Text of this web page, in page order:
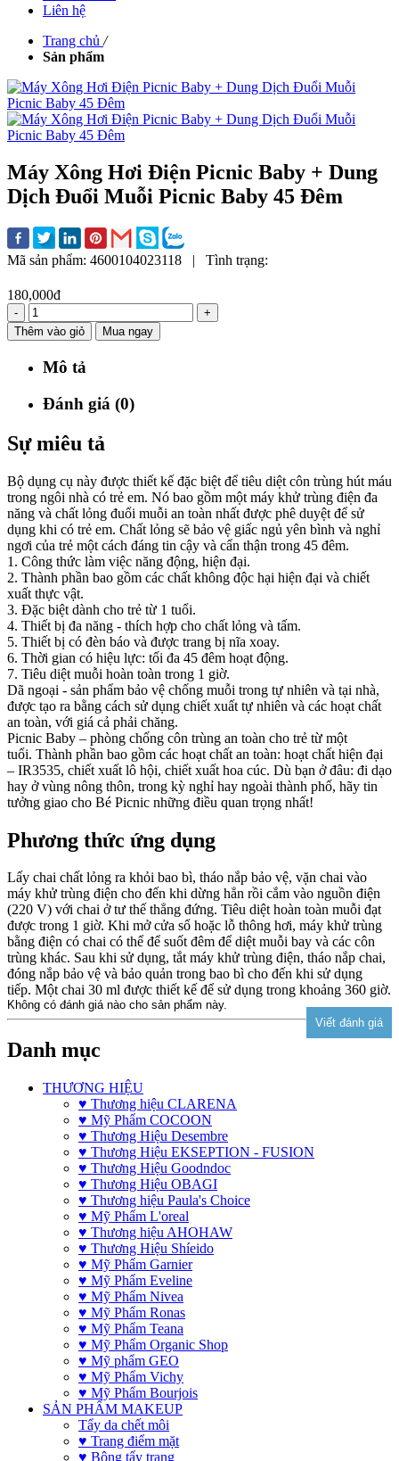
Liên hệ
Trang chủ /
Sản phẩm
Máy Xông Hơi Điện Picnic Baby + Dung
Dịch Đuổi Muỗi Picnic Baby 45 Đêm
Mã sản phẩm: 4600104023118 | Tình trạng:
180,000đ
-
+
Thêm vào giỏ
Mua ngay
Mô tả
Đánh giá (0)
Sự miêu tả
Bộ dụng cụ này được thiết kế đặc biệt để tiêu diệt côn trùng hút máu
trong ngôi nhà có trẻ em. Nó bao gồm một máy khử trùng điện đa
năng và chất lỏng đuổi muỗi an toàn nhất được phê duyệt để sử
dụng khi có trẻ em. Chất lỏng sẽ bảo vệ giấc ngủ yên bình và nghỉ
ngơi của trẻ một cách đáng tin cậy và cẩn thận trong 45 đêm.
1. Công thức làm việc năng động, hiện đại.
2. Thành phần bao gồm các chất không độc hại hiện đại và chiết
xuất thực vật.
3. Đặc biệt dành cho trẻ từ 1 tuổi.
4. Thiết bị đa năng - thích hợp cho chất lỏng và tấm.
5. Thiết bị có đèn báo và được trang bị nĩa xoay.
6. Thời gian có hiệu lực: tối đa 45 đêm hoạt động.
7. Tiêu diệt muỗi hoàn toàn trong 1 giờ.
Dã ngoại - sản phẩm bảo vệ chống muỗi trong tự nhiên và tại nhà,
được tạo ra bằng cách sử dụng chiết xuất tự nhiên và các hoạt chất
an toàn, với giá cả phải chăng.
Picnic Baby – phòng chống côn trùng an toàn cho trẻ từ một
tuổi. Thành phần bao gồm các hoạt chất an toàn: hoạt chất hiện đại
– IR3535, chiết xuất lô hội, chiết xuất hoa cúc. Dù bạn ở đâu: đi dạo
hay ở vùng nông thôn, trong kỳ nghỉ hay ngoài thành phố, hãy tin
tưởng giao cho Bé Picnic những điều quan trọng nhất!
Phương thức ứng dụng
Lấy chai chất lỏng ra khỏi bao bì, tháo nắp bảo vệ, vặn chai vào
máy khử trùng điện cho đến khi dừng hẳn rồi cắm vào nguồn điện
(220 V) với chai ở tư thế thẳng đứng. Tiêu diệt hoàn toàn muỗi đạt
được trong 1 giờ. Khi mở cửa sổ hoặc lỗ thông hơi, máy khử trùng
bằng điện có chai có thể để suốt đêm để diệt muỗi bay và các côn
trùng khác. Sau khi sử dụng, tắt máy khử trùng điện, tháo nắp chai,
đóng nắp bảo vệ và bảo quản trong bao bì cho đến khi sử dụng
tiếp. Một chai 30 ml được thiết kế để sử dụng trong khoảng 360 giờ.
Không có đánh giá nào cho sản phẩm này.
Danh mục
THƯƠNG HIỆU
♥ Thương hiệu CLARENA
♥ Mỹ Phẩm COCOON
♥ Thương Hiệu Desembre
♥ Thương Hiệu EKSEPTION - FUSION
♥ Thương Hiệu Goodndoc
♥ Thương Hiệu OBAGI
♥ Thương hiệu Paula's Choice
♥ Mỹ Phẩm L'oreal
♥ Thương hiệu AHOHAW
♥ Thương Hiệu Shíeido
♥ Mỹ Phẩm Garnier
♥ Mỹ Phẩm Eveline
♥ Mỹ Phẩm Nivea
♥ Mỹ Phẩm Ronas
♥ Mỹ Phẩm Teana
♥ Mỹ Phẩm Organic Shop
♥ Mỹ phẩm GEO
♥ Mỹ Phẩm Vichy
♥ Mỹ Phẩm Bourjois
SẢN PHẨM MAKEUP
Tẩy da chết môi
♥ Trang điểm mặt
♥ Bông tẩy trang